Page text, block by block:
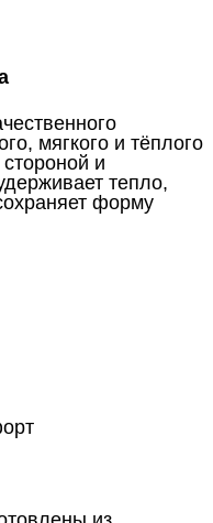
мягкого и тёплого
и
тепло,
форму